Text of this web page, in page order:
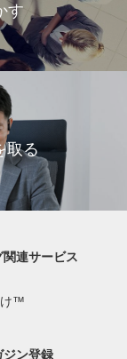
す
取る
関連サービス
け™
ジン登録